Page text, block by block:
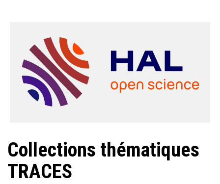
Collections thématiques
TRACES